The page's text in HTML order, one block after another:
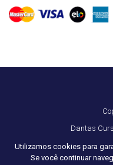
Dantas
CNPJ
Todos
Utilizamos cookies para
Se você continuar